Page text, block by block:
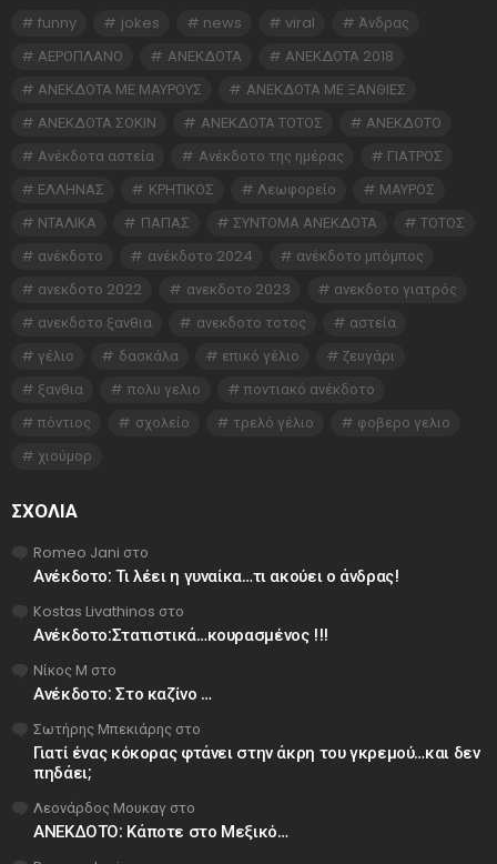
funny jokes news viral
Άνδρας
ΑΕΡΟΠΛΑΝΟ
ΑΝΕΚΔΟΤΑ
ΑΝΕΚΔΟΤΑ 2018
ΑΝΕΚΔΟΤΑ ΜΕ ΜΑΥΡΟΥΣ
ΑΝΕΚΔΟΤΑ ΜΕ ΞΑΝΘΙΕΣ
ΑΝΕΚΔΟΤΑ ΣΟΚΙΝ
ΑΝΕΚΔΟΤΑ ΤΟΤΟΣ
ΑΝΕΚΔΟΤΟ
Ανέκδοτα αστεία
Ανέκδοτο της ημέρας
ΓΙΑΤΡΟΣ
ΕΛΛΗΝΑΣ
ΚΡΗΤΙΚΟΣ Λεωφορείο
ΜΑΥΡΟΣ
ΝΤΑΛΙΚΑ
ΠΑΠΑΣ ΣΥΝΤΟΜΑ ΑΝΕΚΔΟΤΑ
ΤΟΤΟΣ
ανέκδοτο
ανέκδοτο 2024
ανέκδοτο μπόμπος
ανεκδοτο 2022
ανεκδοτο 2023
ανεκδοτο γιατρός
ανεκδοτο ξανθια
ανεκδοτο τοτος
αστεία
γέλιο
δασκάλα επικό γέλιο
ζευγάρι
ξανθια
πολυ γελιο
ποντιακό ανέκδοτο
πόντιος
σχολείο τρελό γέλιο
φοβερο γελιο
χιούμορ
ΣΧΌΛΙΑ
Romeo Jani στο
Ανέκδοτο: Τι λέει η γυναίκα…τι ακούει ο άνδρας!
Kostas Livathinos στο
Ανέκδοτο:Στατιστικά…κουρασμένος !!!
Νίκος Μ στο
Ανέκδοτο: Στο καζίνο …
Σωτήρης Μπεκιάρης στο
Γιατί ένας κόκορας φτάνει στην άκρη του γκρεμού…και δεν
πηδάει;
Λεονάρδος Μουκαγ στο
ΑΝΕΚΔΟΤΟ: Κάποτε στο Μεξικό…